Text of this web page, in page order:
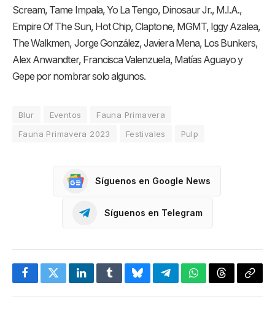
Scream, Tame Impala, Yo La Tengo, Dinosaur Jr., M.I.A.,
Empire Of The Sun, Hot Chip, Claptone, MGMT, Iggy Azalea,
The Walkmen, Jorge González, Javiera Mena, Los Bunkers,
Alex Anwandter, Francisca Valenzuela, Matías Aguayo y
Gepe por nombrar solo algunos.
Blur Eventos
Fauna Primavera
Fauna Primavera 2023
Festivales Pulp
Síguenos en Google News
Síguenos en Telegram
FacebookTwitterLinkedInTumblrBlueskyTelegramWhatsApp
Threads